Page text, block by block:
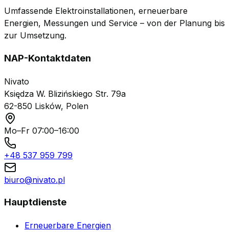
Umfassende Elektroinstallationen, erneuerbare
Energien, Messungen und Service – von der Planung bis
zur Umsetzung.
NAP-Kontaktdaten
Nivato
Księdza W. Blizińskiego Str. 79a
62-850 Lisków, Polen
Mo–Fr 07:00–16:00
+48 537 959 799
biuro@nivato.pl
Hauptdienste
Erneuerbare Energien